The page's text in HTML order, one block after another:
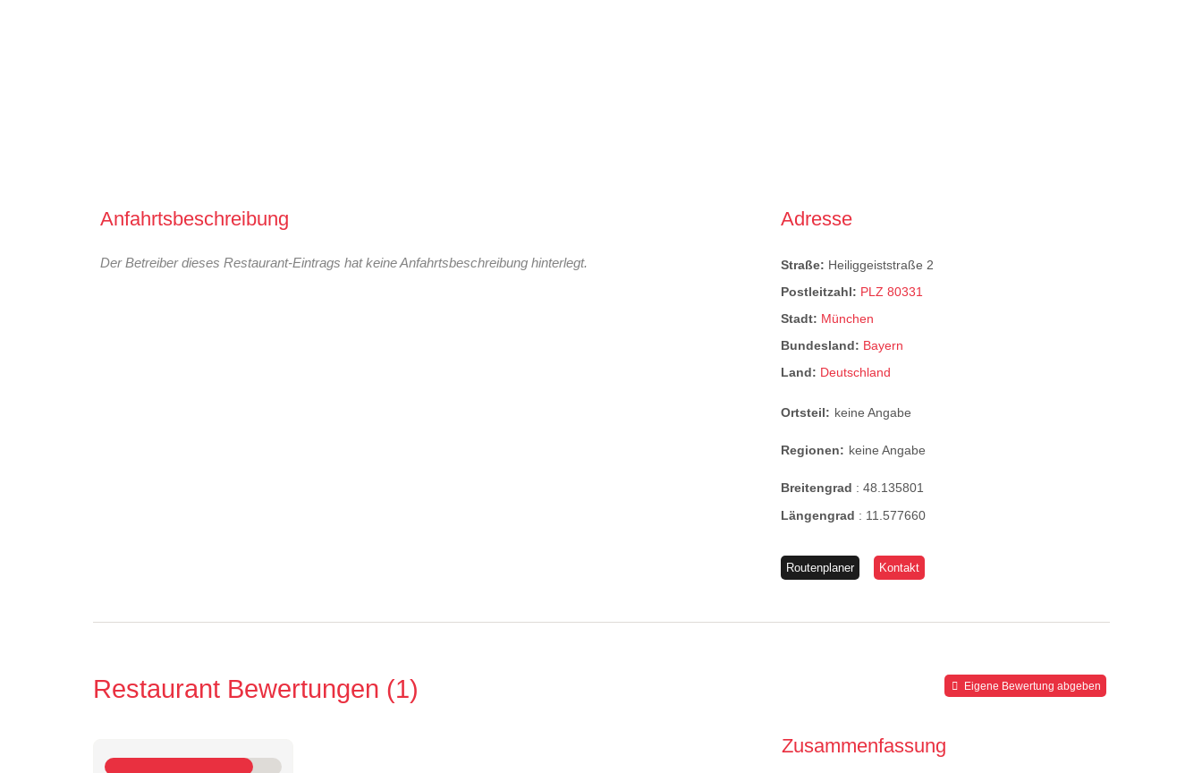
Anfahrtsbeschreibung
Der Betreiber dieses Restaurant-Eintrags hat keine Anfahrtsbeschreibung hinterlegt.
Adresse
Straße: Heiliggeiststraße 2
Postleitzahl: PLZ 80331
Stadt: München
Bundesland: Bayern
Land: Deutschland
Ortsteil: keine Angabe
Regionen: keine Angabe
Breitengrad :48.135801
Längengrad : 11.577660
Routenplaner Kontakt
Restaurant Bewertungen 1 Eigene Bewertung abgeben
Zusammenfassung